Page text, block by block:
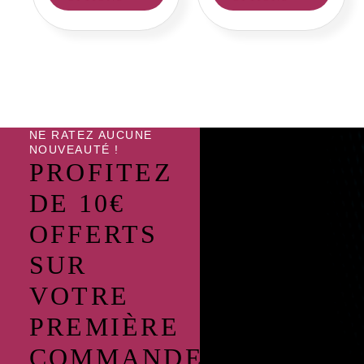
du
produit
du
NE RATEZ AUCUNE
NOUVEAUTÉ !
PROFITEZ
DE 10€
OFFERTS
SUR
VOTRE
PREMIÈRE
COMMANDE